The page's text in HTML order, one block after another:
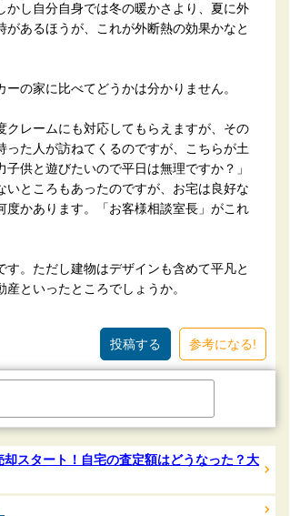
かし自分自身では冬の暖かさより、夏に外
あるほうが、これが外断熱の効果かなと
の家に比べてどうかは分かりません。
レームにも対応してもらえますが、その
た人が訪ねてくるのですが、こちらが土
供と遊びたいので平日は無理ですか？」
ところもあったのですが、お宅は良好な
かあります。「お客様相談室長」がこれ
。ただし建物はデザインも含めて平凡と
といったところでしょうか。
参考になる!
スタート！自宅の査定額はどうなった？大